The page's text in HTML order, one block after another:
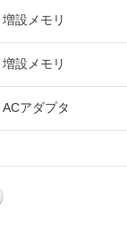
増設メモリ
増設メモリ
ACアダプタ